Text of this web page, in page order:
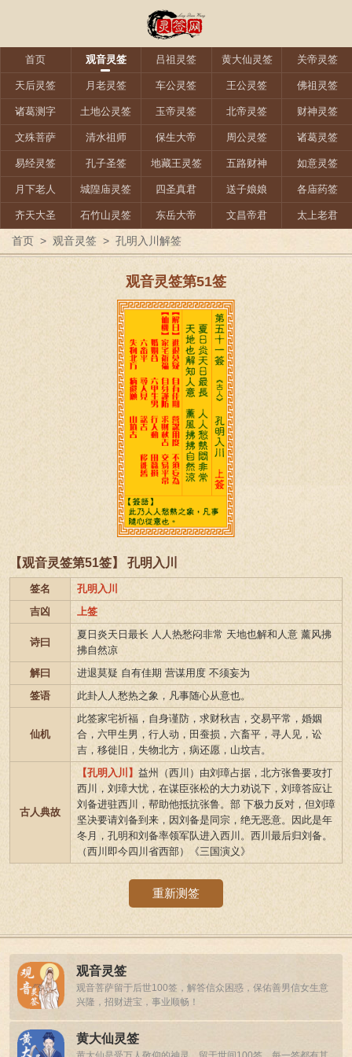
首页 观音灵签 吕祖灵签 黄大仙灵签 关帝灵签
天后灵签 月老灵签 车公灵签 王公灵签 佛祖灵签
诸葛测字 土地公灵签 玉帝灵签 北帝灵签 财神灵签
文殊菩萨 清水祖师 保生大帝 周公灵签 诸葛灵签
易经灵签 孔子圣签 地藏王灵签 五路财神 如意灵签
月下老人 城隍庙灵签 四圣真君 送子娘娘 各庙药签
齐天大圣 石竹山灵签 东岳大帝 文昌帝君 太上老君
首页 > 观音灵签 > 孔明入川解签
观音灵签第51签
【观音灵签第51签】 孔明入川
签名
孔明入川
吉凶
上签
诗曰
夏日炎天日最长 人人热愁闷非常 天地也解和人意 薰风拂
拂自然凉
解曰
进退莫疑 自有佳期 营谋用度 不须妄为
签语
此卦人人愁热之象，凡事随心从意也。
仙机
此签家宅祈福，自身谨防，求财秋吉，交易平常，婚姻
合，六甲生男，行人动，田蚕损，六畜平，寻人见，讼
吉，移徙旧，失物北方，病还愿，山坟吉。
古人典故
【孔明入川】 益州（西川）由刘璋占据，北方张鲁要攻打
西川，刘璋大忧，在谋臣张松的大力劝说下，刘璋答应让
刘备进驻西川，帮助他抵抗张鲁。部 下极力反对，但刘璋
坚决要请刘备到来，因刘备是同宗，绝无恶意。因此是年
冬月，孔明和刘备率领军队进入西川。西川最后归刘备。
（西川即今四川省西部）《三国演义》
重新测签
观音灵签
观音菩萨留于后世100签，解答信众困惑，保佑善男信女生意
兴隆，招财进宝，事业顺畅！
黄大仙灵签